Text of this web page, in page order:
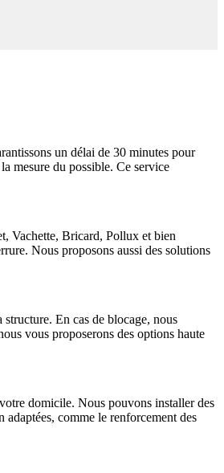
un délai de 30 minutes pour
mesure du possible. Ce service
Vachette, Bricard, Pollux et bien
Nous proposons aussi des solutions
En cas de blocage, nous
vous proposerons des options haute
domicile. Nous pouvons installer des
comme le renforcement des